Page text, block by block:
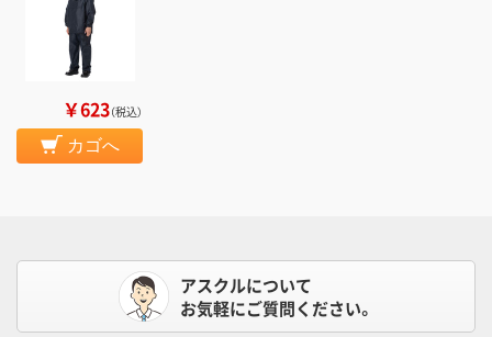
￥623（税込）
カゴへ
アスクルについて
お気軽にご質問ください。